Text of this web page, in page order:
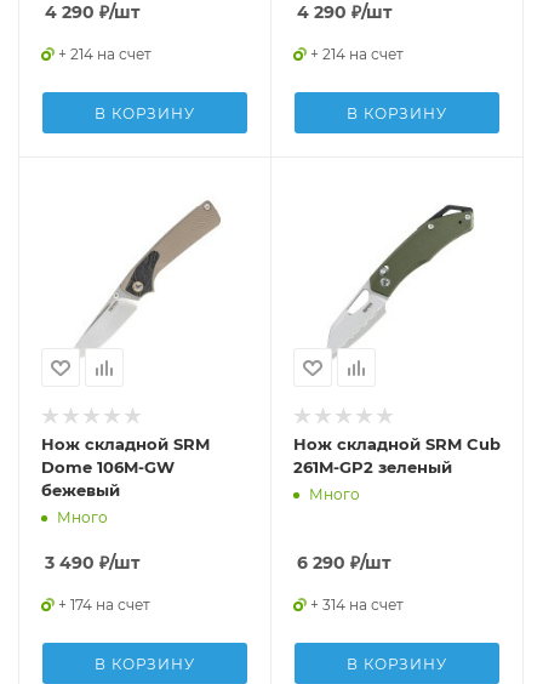
4 290 ₽/шт
+ 214 на счет
В КОРЗИНУ
4 290 ₽/шт
+ 214 на счет
В КОРЗИНУ
Нож складной SRM
Dome 106M-GW
бежевый
Много
3 490 ₽/шт
+ 174 на счет
В КОРЗИНУ
Нож складной SRM Cub
261M-GP2 зеленый
Много
6 290 ₽/шт
+ 314 на счет
В КОРЗИНУ